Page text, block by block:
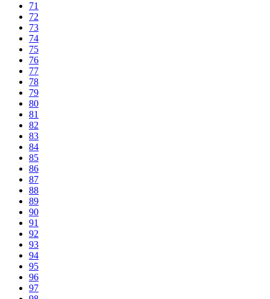
71
72
73
74
75
76
77
78
79
80
81
82
83
84
85
86
87
88
89
90
91
92
93
94
95
96
97